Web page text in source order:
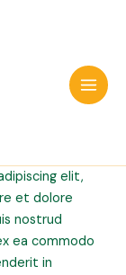
Main
elit,
et dolore
nostrud
ea commodo
in